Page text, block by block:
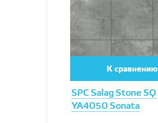
SPC Salag Stone SQ
YA4050 Sonata
К сравнению